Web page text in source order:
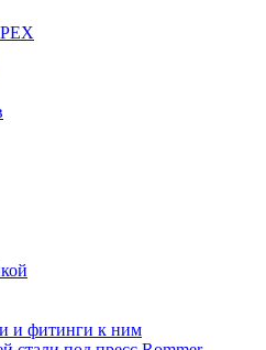
и фитинги к ним